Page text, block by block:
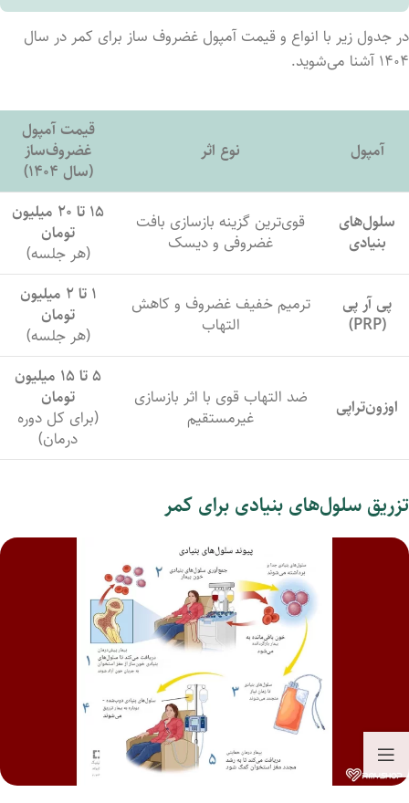
در جدول زیر با انواع و قیمت آمپول غضروف ساز برای کمر در سال
۱۴۰۴ آشنا می‌شوید.
آمپول نوع اثر
قیمت آمپول
غضروف‌ساز
(سال ۱۴۰۴)
سلول‌های
بنیادی
قوی‌ترین گزینه بازسازی بافت
غضروفی و دیسک
۱۵ تا ۲۰ میلیون
تومان
(هر جلسه)
پی آر پی
(PRP)
ترمیم خفیف غضروف و کاهش
التهاب
۱ تا ۲ میلیون
تومان
(هر جلسه)
اوزون‌تراپی
ضد التهاب قوی با اثر بازسازی
غیرمستقیم
۵ تا ۱۵ میلیون
تومان
(برای کل دوره
درمان)
تزریق سلول‌های بنیادی برای کمر